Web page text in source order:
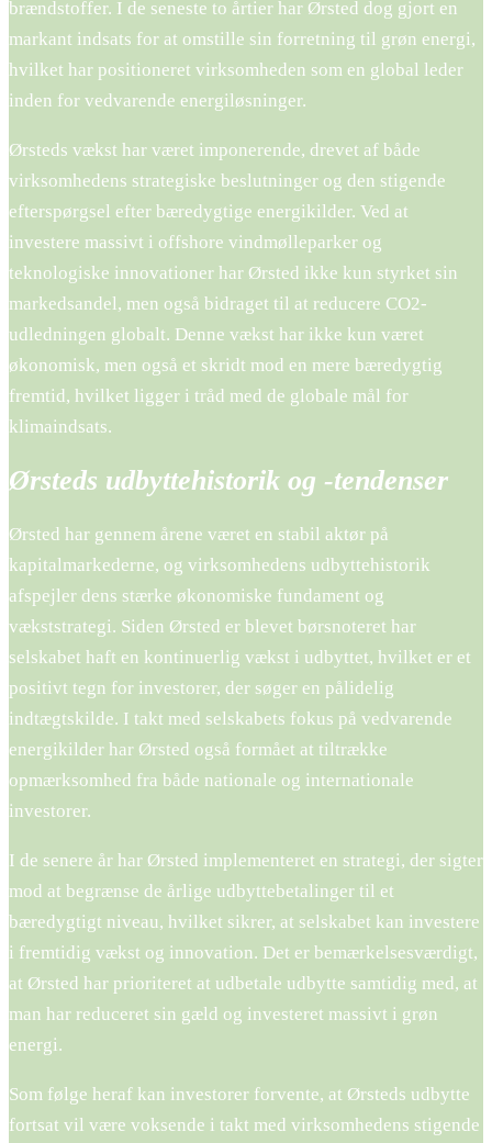
brændstoffer. I de seneste to årtier har Ørsted dog gjort en
markant indsats for at omstille sin forretning til grøn energi,
hvilket har positioneret virksomheden som en global leder
inden for vedvarende energiløsninger.
Ørsteds vækst har været imponerende, drevet af både
virksomhedens strategiske beslutninger og den stigende
efterspørgsel efter bæredygtige energikilder. Ved at
investere massivt i offshore vindmølleparker og
teknologiske innovationer har Ørsted ikke kun styrket sin
markedsandel, men også bidraget til at reducere CO2-
udledningen globalt. Denne vækst har ikke kun været
økonomisk, men også et skridt mod en mere bæredygtig
fremtid, hvilket ligger i tråd med de globale mål for
klimaindsats.
Ørsteds udbyttehistorik og -tendenser
Ørsted har gennem årene været en stabil aktør på
kapitalmarkederne, og virksomhedens udbyttehistorik
afspejler dens stærke økonomiske fundament og
vækststrategi. Siden Ørsted er blevet børsnoteret har
selskabet haft en kontinuerlig vækst i udbyttet, hvilket er et
positivt tegn for investorer, der søger en pålidelig
indtægtskilde. I takt med selskabets fokus på vedvarende
energikilder har Ørsted også formået at tiltrække
opmærksomhed fra både nationale og internationale
investorer.
I de senere år har Ørsted implementeret en strategi, der sigter
mod at begrænse de årlige udbyttebetalinger til et
bæredygtigt niveau, hvilket sikrer, at selskabet kan investere
i fremtidig vækst og innovation. Det er bemærkelsesværdigt,
at Ørsted har prioriteret at udbetale udbytte samtidig med, at
man har reduceret sin gæld og investeret massivt i grøn
energi.
Som følge heraf kan investorer forvente, at Ørsteds udbytte
fortsat vil være voksende i takt med virksomhedens stigende